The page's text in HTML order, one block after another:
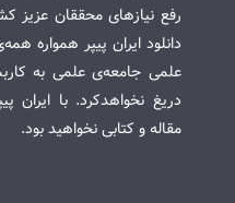
رفع نیازهای محققان عزیز
دانلود ایران پیپر همواره
علمی جامعه‌ی علمی به
دریغ نخواهدکرد. با ایران
مقاله و کتابی نخواهید بود.